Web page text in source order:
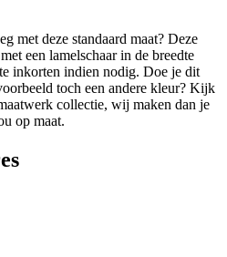
met deze standaard maat? Deze
een lamelschaar in de breedte
inkorten indien nodig. Doe je dit
toch een andere kleur? Kijk
collectie, wij maken dan je
op maat.